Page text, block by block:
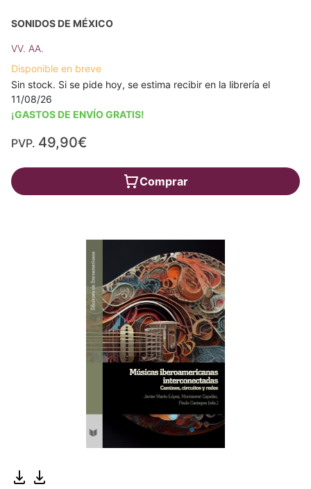
SONIDOS DE MÉXICO
VV. AA.
Disponible en breve
Sin stock. Si se pide hoy, se estima recibir en la librería el
11/08/26
¡GASTOS DE ENVÍO GRATIS!
PVP. 49,90€
Comprar